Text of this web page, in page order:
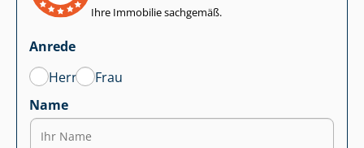
Ihre Immobilie sachgemäß.
Anrede
Herr
Frau
Name